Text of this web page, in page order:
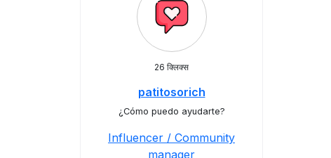
26 क्लिक्स
patitosorich
¿Cómo puedo ayudarte?
Influencer / Community
manager